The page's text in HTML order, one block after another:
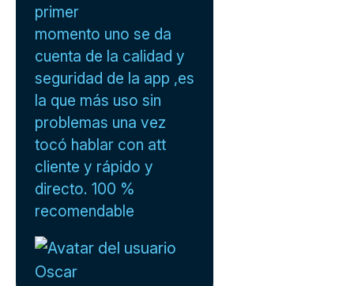
primer
momento uno se da
cuenta de la calidad y
seguridad de la app ,es
la que más uso sin
problemas una vez
tocó hablar con att
cliente y rápido y
directo. 100 %
recomendable
Oscar